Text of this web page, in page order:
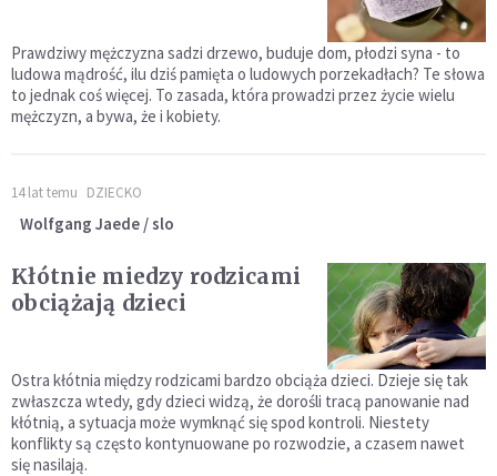
Prawdziwy mężczyzna sadzi drzewo, buduje dom, płodzi syna - to
ludowa mądrość, ilu dziś pamięta o ludowych porzekadłach? Te słowa
to jednak coś więcej. To zasada, która prowadzi przez życie wielu
mężczyzn, a bywa, że i kobiety.
14 lat temu DZIECKO
Wolfgang Jaede / slo
Kłótnie miedzy rodzicami
obciążają dzieci
Ostra kłótnia między rodzicami bardzo obciąża dzieci. Dzieje się tak
zwłaszcza wtedy, gdy dzieci widzą, że dorośli tracą panowanie nad
kłótnią, a sytuacja może wymknąć się spod kontroli. Niestety
konflikty są często kontynuowane po rozwodzie, a czasem nawet
się nasilają.